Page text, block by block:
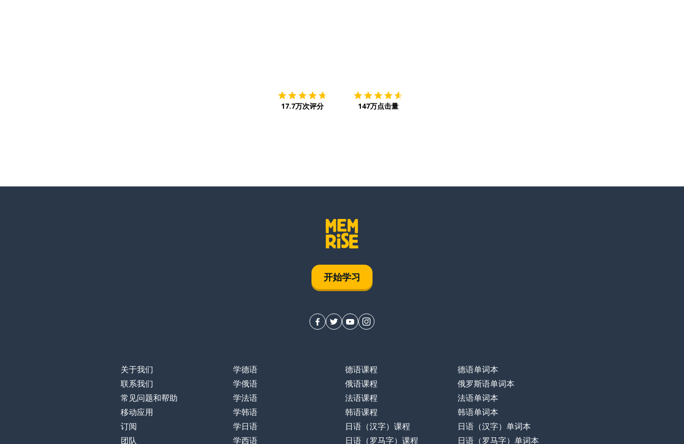
17.7万次评分 147万点击量
开始学习
关于我们
联系我们
常见问题和帮助
移动应用
订阅
团队
学德语
学俄语
学法语
学韩语
学日语
学西语
德语课程
俄语课程
法语课程
韩语课程
日语（汉字）课程
日语（罗马字）课程
德语单词本
俄罗斯语单词本
法语单词本
韩语单词本
日语（汉字）单词本
日语（罗马字）单词本